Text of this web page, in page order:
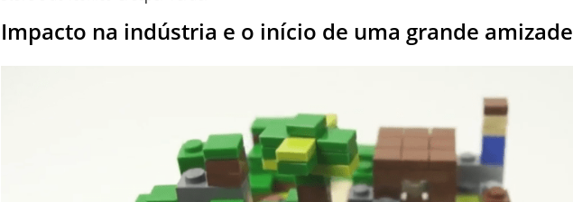
Impacto na indústria e o início de uma grande amizade